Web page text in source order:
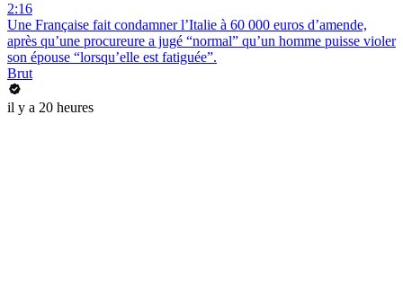
2:16
Une Française fait condamner l’Italie à 60 000 euros d’amende,
après qu’une procureure a jugé “normal” qu’un homme puisse violer
son épouse “lorsqu’elle est fatiguée”.
Brut
il y a 20 heures